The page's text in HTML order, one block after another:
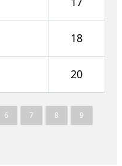
18
20
6 7 8 9